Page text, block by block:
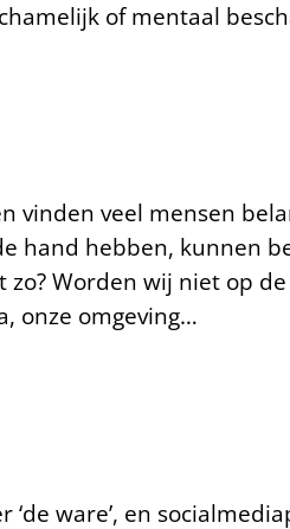
of mentaal
vinden veel mensen
hand hebben, kunnen
Worden wij niet op
onze omgeving…
ware’, en